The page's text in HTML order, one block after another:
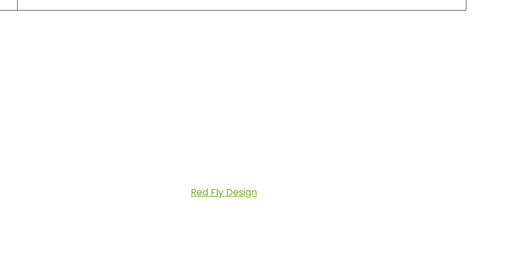
Red Fly Design